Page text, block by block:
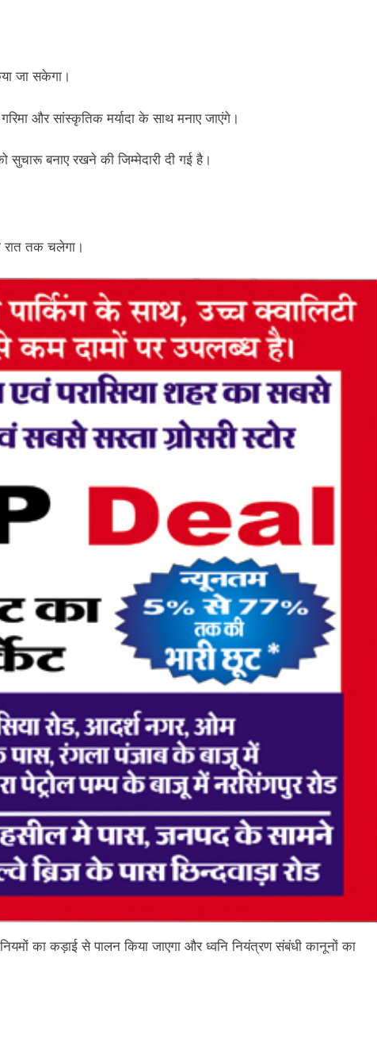
जा सकेगा।
और सांस्कृतिक मर्यादा के साथ मनाए जाएंगे।
बनाए रखने की जिम्मेदारी दी गई है।
रात तक चलेगा।
का कड़ाई से पालन किया जाएगा और ध्वनि नियंत्रण संबंधी कानूनों का